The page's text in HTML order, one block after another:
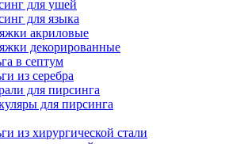
для ушей
для языка
акриловые
декорированные
в септум
из серебра
для пирсинга
для пирсинга
из хирургической стали